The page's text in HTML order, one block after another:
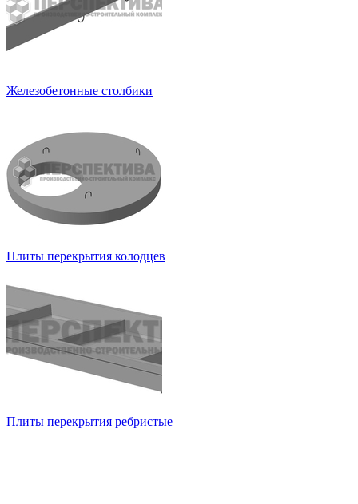
Железобетонные столбики
Плиты перекрытия колодцев
Плиты перекрытия ребристые